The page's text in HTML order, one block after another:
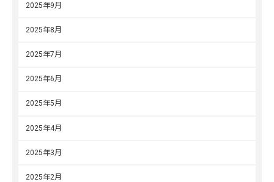
2025年9月
2025年8月
2025年7月
2025年6月
2025年5月
2025年4月
2025年3月
2025年2月